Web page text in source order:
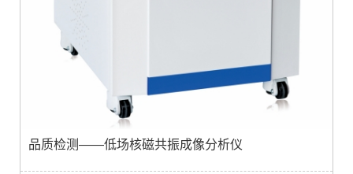
品质检测——低场核磁共振成像分析仪